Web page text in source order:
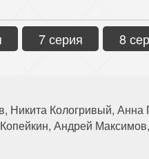
7 серия 8
Никита Кологривый,
Андрей